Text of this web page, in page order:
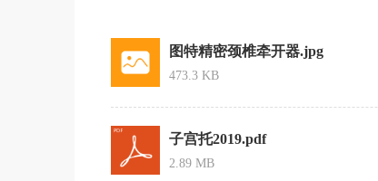
图特精密颈椎牵开器.jpg
473.3 KB
子宫托2019.pdf
2.89 MB